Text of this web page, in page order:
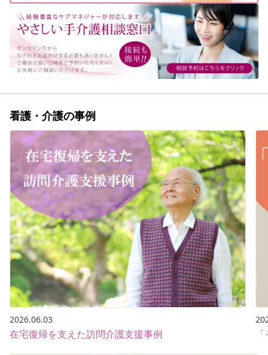
看護・介護の事例
2026.06.03
在宅復帰を支えた訪問介護支援事例